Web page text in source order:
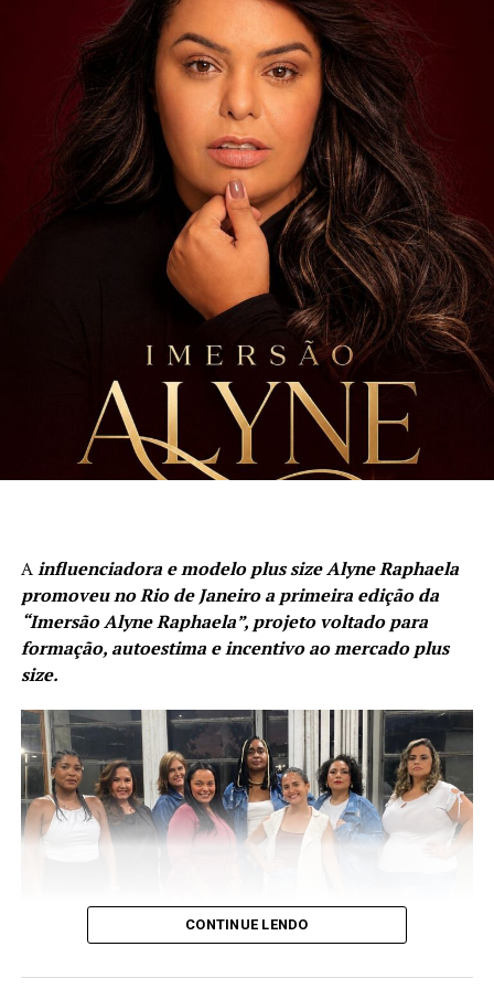
Para acompanhar a programação e mais informações,
basta acessar as redes sociais da Revista Raça (
@revistaraca
) e da agência de modelos Models Black (
@agenciamodelsblack).
Fotos:
Wesley Felipe
Ainfluenciadora e modelo plus size Alyne Raphaela
promoveu no Rio de Janeiro a primeira edição da
“Imersão Alyne Raphaela”, projeto voltado para
formação, autoestima e incentivo ao mercado plus
size.
CONTINUE LENDO